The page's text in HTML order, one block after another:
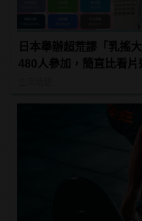
日本舉辦超荒謬「乳搖
480人參加，簡直比看片